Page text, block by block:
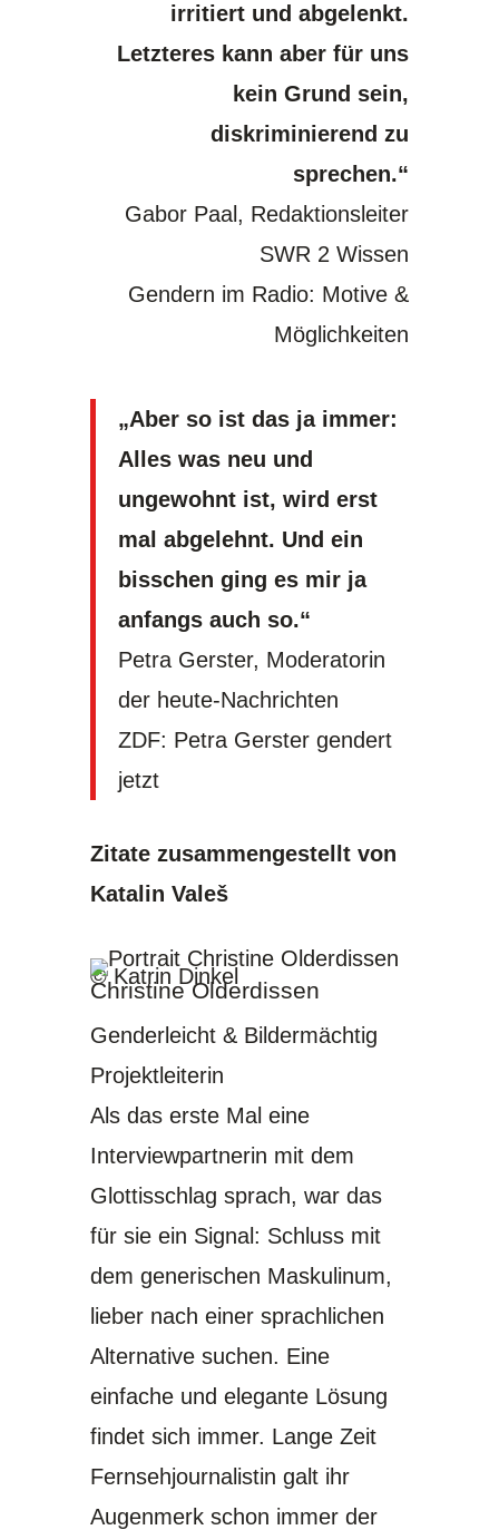
irritiert und abgelenkt.
Letzteres kann aber für uns
kein Grund sein,
diskriminierend zu
sprechen.“
Gabor Paal, Redaktionsleiter
SWR 2 Wissen
Gendern im Radio: Motive &
Möglichkeiten
„Aber so ist das ja immer:
Alles was neu und
ungewohnt ist, wird erst
mal abgelehnt. Und ein
bisschen ging es mir ja
anfangs auch so.“
Petra Gerster, Moderatorin
der heute-Nachrichten
ZDF: Petra Gerster gendert
jetzt
Zitate zusammengestellt von
Katalin Valeš
© Katrin Dinkel
Christine Olderdissen
Genderleicht & Bildermächtig
Projektleiterin
Als das erste Mal eine
Interviewpartnerin mit dem
Glottisschlag sprach, war das
für sie ein Signal: Schluss mit
dem generischen Maskulinum,
lieber nach einer sprachlichen
Alternative suchen. Eine
einfache und elegante Lösung
findet sich immer. Lange Zeit
Fernsehjournalistin galt ihr
Augenmerk schon immer der